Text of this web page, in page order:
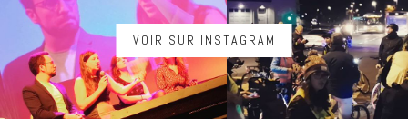
VOIR SUR INSTAGRAM